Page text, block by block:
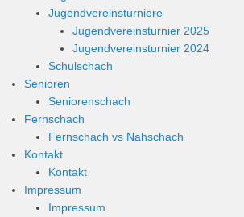
Jugendvereinsturniere
Jugendvereinsturnier 2025
Jugendvereinsturnier 2024
Schulschach
Senioren
Seniorenschach
Fernschach
Fernschach vs Nahschach
Kontakt
Kontakt
Impressum
Impressum